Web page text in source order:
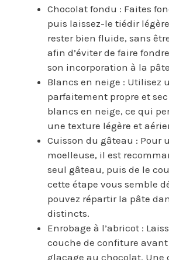
Chocolat fondu : Faites
puis laissez-le tiédir
rester bien fluide, sans
afin d’éviter de faire
son incorporation à la
Blancs en neige : Utilisez
parfaitement propre et
blancs en neige, ce qui
une texture légère et
Cuisson du gâteau : Pour
moelleuse, il est
seul gâteau, puis de le
cette étape vous semble
pouvez répartir la pâte
distincts.
Enrobage à l’abricot :
couche de confiture avant
glaçage au chocolat. Une